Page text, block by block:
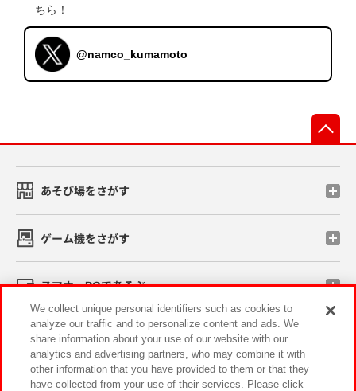
ちら！
@namco_kumamoto
あそび場をさがす
ゲーム機をさがす
スマホ・PCであそぶ
イベント・キャンペーン
We collect unique personal identifiers such as cookies to
analyze our traffic and to personalize content and ads. We
share information about your use of our website with our
analytics and advertising partners, who may combine it with
other information that you have provided to them or that they
have collected from your use of their services. Please click